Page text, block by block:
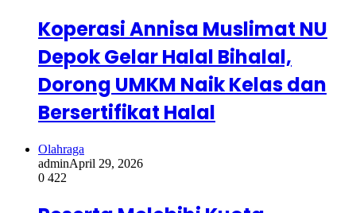
Koperasi Annisa Muslimat NU
Depok Gelar Halal Bihalal,
Dorong UMKM Naik Kelas dan
Bersertifikat Halal
Olahraga
adminApril 29, 2026
0 422